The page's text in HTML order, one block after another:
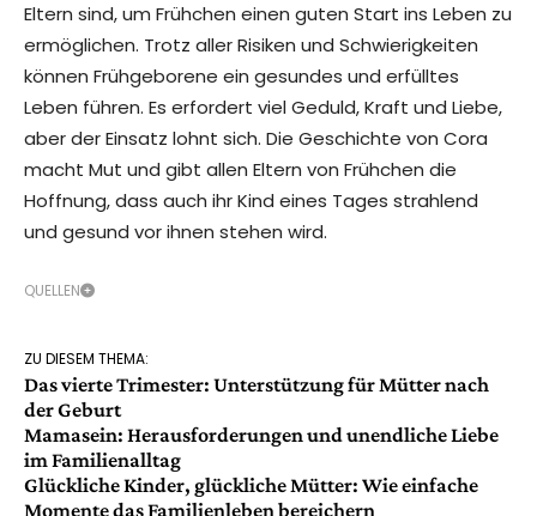
Eltern sind, um Frühchen einen guten Start ins Leben zu
ermöglichen. Trotz aller Risiken und Schwierigkeiten
können Frühgeborene ein gesundes und erfülltes
Leben führen. Es erfordert viel Geduld, Kraft und Liebe,
aber der Einsatz lohnt sich. Die Geschichte von Cora
macht Mut und gibt allen Eltern von Frühchen die
Hoffnung, dass auch ihr Kind eines Tages strahlend
und gesund vor ihnen stehen wird.
QUELLEN
ZU DIESEM THEMA:
Das vierte Trimester: Unterstützung für Mütter nach
der Geburt
Mamasein: Herausforderungen und unendliche Liebe
im Familienalltag
Glückliche Kinder, glückliche Mütter: Wie einfache
Momente das Familienleben bereichern